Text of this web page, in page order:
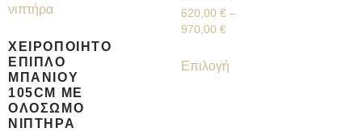
ΧΕΙΡΟΠΟΊΗΤΟ
ΈΠΙΠΛΟ
ΜΠΆΝΙΟΥ
105CM ΜΕ
ΟΛΌΣΩΜΟ
ΝΙΠΤΉΡΑ
620,00 € –
970,00 €
Επιλογή